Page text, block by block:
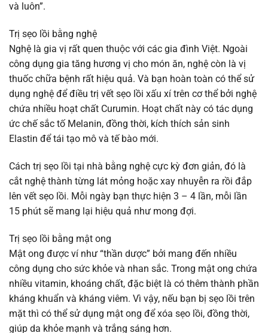
và luôn”.
Trị sẹo lồi bằng nghệ
Nghệ là gia vị rất quen thuộc với các gia đình Việt. Ngoài
công dụng gia tăng hương vị cho món ăn, nghệ còn là vị
thuốc chữa bệnh rất hiệu quả. Và bạn hoàn toàn có thể sử
dụng nghệ để điều trị vết sẹo lồi xấu xí trên cơ thể bởi nghệ
chứa nhiều hoạt chất Curumin. Hoạt chất này có tác dụng
ức chế sắc tố Melanin, đồng thời, kích thích sản sinh
Elastin để tái tạo mô và tế bào mới.
Cách trị sẹo lồi tại nhà bằng nghệ cực kỳ đơn giản, đó là
cắt nghệ thành từng lát mỏng hoặc xay nhuyễn ra rồi đắp
lên vết sẹo lồi. Mỗi ngày bạn thực hiện 3 – 4 lần, mỗi lần
15 phút sẽ mang lại hiệu quả như mong đợi.
Trị sẹo lồi bằng mật ong
Mật ong được ví như “thần dược” bởi mang đến nhiều
công dụng cho sức khỏe và nhan sắc. Trong mật ong chứa
nhiều vitamin, khoáng chất, đặc biệt là có thêm thành phần
kháng khuẩn và kháng viêm. Vì vậy, nếu bạn bị sẹo lồi trên
mặt thì có thể sử dụng mật ong để xóa sẹo lồi, đồng thời,
giúp da khỏe mạnh và trắng sáng hơn.